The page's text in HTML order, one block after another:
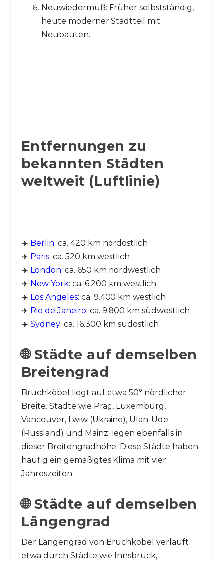
Neuwiedermuß: Früher selbstständig,
heute moderner Stadtteil mit
Neubauten.
Entfernungen zu
bekannten Städten
weltweit (Luftlinie)
✈️ Berlin: ca. 420 km nordöstlich
✈️ Paris: ca. 520 km westlich
✈️ London: ca. 650 km nordwestlich
✈️ New York: ca. 6.200 km westlich
✈️ Los Angeles: ca. 9.400 km westlich
✈️ Rio de Janeiro: ca. 9.800 km südwestlich
✈️ Sydney: ca. 16.300 km südöstlich
🌐 Städte auf demselben
Breitengrad
Bruchköbel liegt auf etwa 50° nördlicher
Breite. Städte wie Prag, Luxemburg,
Vancouver, Lwiw (Ukraine), Ulan-Ude
(Russland) und Mainz liegen ebenfalls in
dieser Breitengradhöhe. Diese Städte haben
häufig ein gemäßigtes Klima mit vier
Jahreszeiten.
🌐 Städte auf demselben
Längengrad
Der Längengrad von Bruchköbel verläuft
etwa durch Städte wie Innsbruck,